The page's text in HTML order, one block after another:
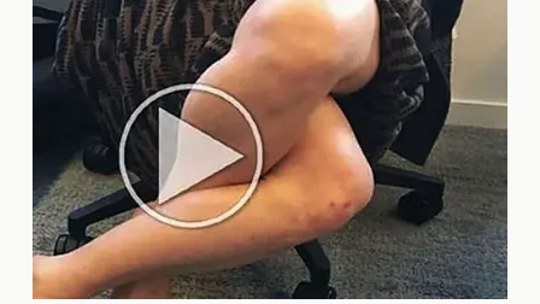
disponibilidad de los jugadores involucrados. Por lo
general, estos acuerdos se hacen públicos en los
días previos al cierre del mercado de fichajes, que
Liga MXsuele ocurrir en fechas específicas.
Los aficionados deben estar atentos a los
comunicados de prensa de ambos clubes y a las
actualizaciones en los medios deportivos para
conocer los detalles oficiales.